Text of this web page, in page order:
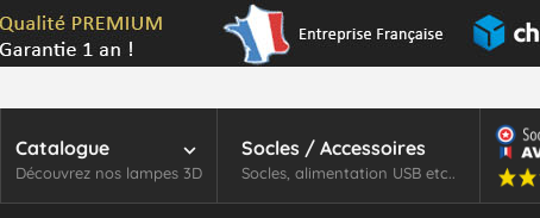
Catalogue
Découvrez nos lampes 3D
Socles / Accessoires
Socles, alimentation USB etc..